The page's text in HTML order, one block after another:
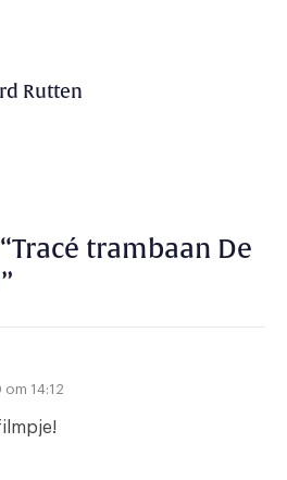
Rutten
Tracé trambaan De
”
14:12